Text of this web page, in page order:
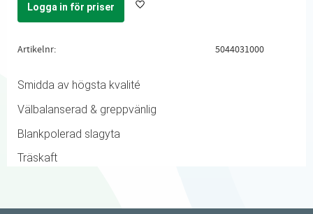
Logga in för priser Lägg till i favoriter
Artikelnr 5044031000
Smidda av högsta kvalité
Välbalanserad & greppvänlig
Blankpolerad slagyta
Träskaft